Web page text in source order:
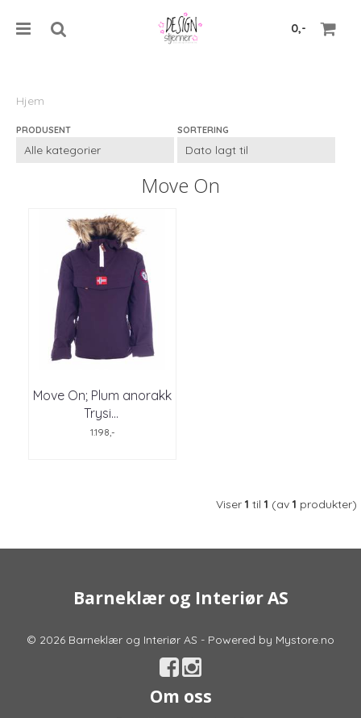
0,-
Hjem
PRODUSENT SORTERING
Move On
Move On; Plum anorakk
Trysi...
1.198,-
Viser 1 til 1 (av 1 produkter)
Barneklær og Interiør AS
© 2026 Barneklær og Interiør AS - Powered by Mystore.no
Om oss